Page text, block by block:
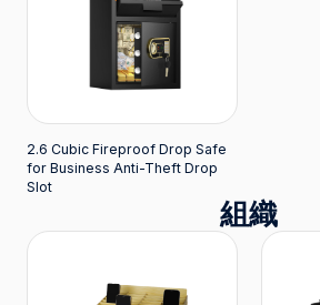
2.6 Cubic Fireproof Drop Safe
for Business Anti-Theft Drop
Slot
組織